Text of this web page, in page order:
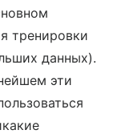
тренировки
данных).
эти